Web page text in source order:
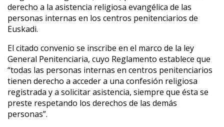
derecho a la asistencia religiosa evangélica de las
personas internas en los centros penitenciarios de
Euskadi.
El citado convenio se inscribe en el marco de la ley
General Penitenciaria, cuyo Reglamento establece que
“todas las personas internas en centros penitenciarios
tienen derecho a acceder a una confesión religiosa
registrada y a solicitar asistencia, siempre que ésta se
preste respetando los derechos de las demás
personas”.